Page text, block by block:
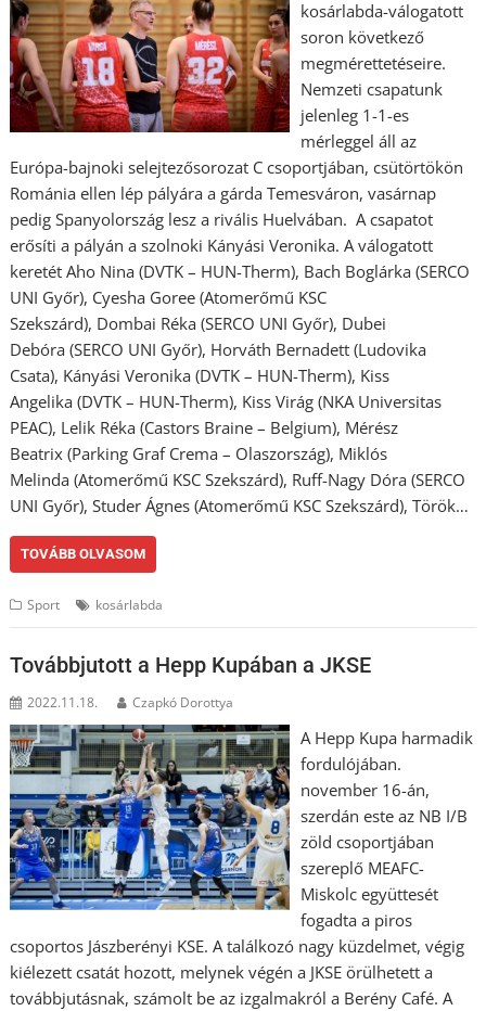
kosárlabda-válogatott
soron következő
megmérettetéseire.
Nemzeti csapatunk
jelenleg 1-1-es
mérleggel áll az
Európa-bajnoki selejtezősorozat C csoportjában, csütörtökön
Románia ellen lép pályára a gárda Temesváron, vasárnap
pedig Spanyolország lesz a rivális Huelvában. A csapatot
erősíti a pályán a szolnoki Kányási Veronika. A válogatott
keretét Aho Nina (DVTK – HUN-Therm), Bach Boglárka (SERCO
UNI Győr), Cyesha Goree (Atomerőmű KSC
Szekszárd), Dombai Réka (SERCO UNI Győr), Dubei
Debóra (SERCO UNI Győr), Horváth Bernadett (Ludovika
Csata), Kányási Veronika (DVTK – HUN-Therm), Kiss
Angelika (DVTK – HUN-Therm), Kiss Virág (NKA Universitas
PEAC), Lelik Réka (Castors Braine – Belgium), Mérész
Beatrix (Parking Graf Crema – Olaszország), Miklós
Melinda (Atomerőmű KSC Szekszárd), Ruff-Nagy Dóra (SERCO
UNI Győr), Studer Ágnes (Atomerőmű KSC Szekszárd), Török…
TOVÁBB OLVASOM
Sport kosárlabda
Továbbjutott a Hepp Kupában a JKSE
2022.11.18. Czapkó Dorottya
A Hepp Kupa harmadik
fordulójában.
november 16-án,
szerdán este az NB I/B
zöld csoportjában
szereplő MEAFC-
Miskolc együttesét
fogadta a piros
csoportos Jászberényi KSE. A találkozó nagy küzdelmet, végig
kiélezett csatát hozott, melynek végén a JKSE örülhetett a
továbbjutásnak, számolt be az izgalmakról a Berény Café. A